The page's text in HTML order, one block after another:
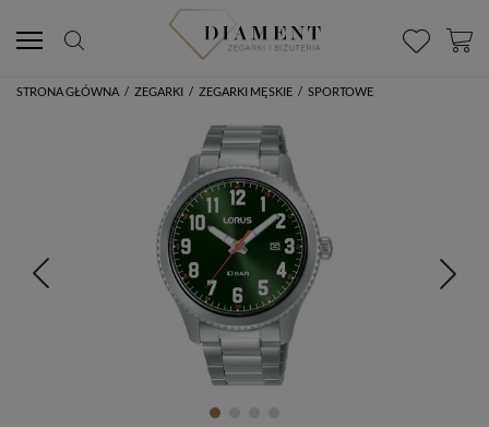
STRONA GŁÓWNA / ZEGARKI / ZEGARKI MĘSKIE / SPORTOWE